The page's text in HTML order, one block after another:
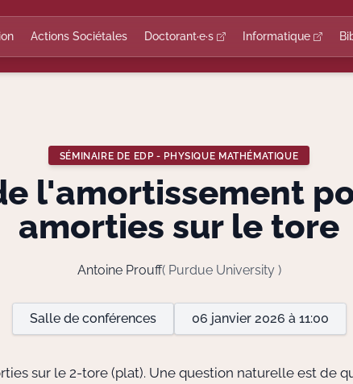
Actions Sociétales Doctorant·e·s Informatique
SÉMINAIRE DE EDP - PHYSIQUE MATHÉMATIQUE
l'amortissement
amorties sur le tore
Antoine Prouff( Purdue University )
Salle de conférences 06 janvier 2026 à 11:00
sur le 2-tore (plat). Une question naturelle est de